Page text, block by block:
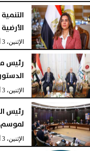
الإثنين، 3 أغسطس 2026
رئيس
الإثنين، 3 أغسطس 2026
رئيس
لموسم الحج
الإثنين، 3 أغسطس 2026